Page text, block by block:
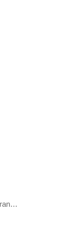
L’Altare della Patria è il più grande monumento nazionale d’Italia ed è stato inaugurato dal re Vittorio Emanuele III durante il 50° anniversario dell’Unità d’Italia all’Esposizione Universale del 4 giugno 1911. Il monumento era originariamente progettato per commemorare il re Vittorio Emanuele II di Savoia. Fu il primo re d’Italia ed era conosciuto come il ‘Re […]